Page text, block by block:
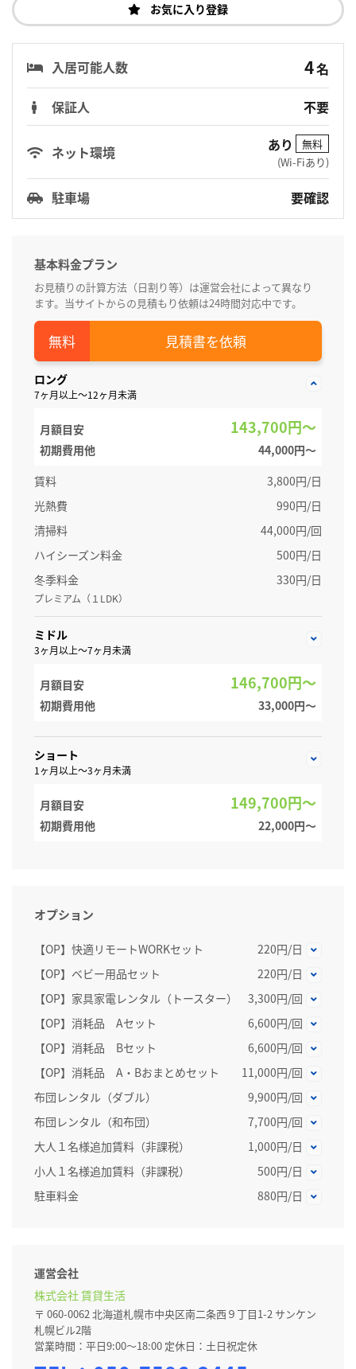
お気に入り登録
入居可能人数 4名
保証人
不要
ネット環境 あり
無料
(Wi-Fiあり)
駐車場 要確認
基本料金プラン
お見積りの計算方法（日割り等）は運営会社によって異なり
ます。当サイトからの見積もり依頼は24時間対応中です。
見積書を依頼
ロング
7ヶ月以上～12ヶ月未満
月額目安 143,700円～
初期費用他
44,000円〜
賃料
3,800円/日
光熱費
990円/日
清掃料
44,000円/回
ハイシーズン料金
500円/日
冬季料金
330円/日
プレミアム（１LDK）
ミドル
3ヶ月以上～7ヶ月未満
月額目安 146,700円～
初期費用他 33,000円〜
ショート
1ヶ月以上～3ヶ月未満
月額目安 149,700円～
初期費用他 22,000円〜
オプション
【OP】快適リモートWORKセット
220円/日
【OP】ベビー用品セット
220円/日
【OP】家具家電レンタル（トースター）
3,300円/回
【OP】消耗品 Aセット
6,600円/回
【OP】消耗品 Bセット
6,600円/回
【OP】消耗品 A・Bおまとめセット
11,000円/回
布団レンタル（ダブル）
9,900円/回
布団レンタル（和布団）
7,700円/回
大人１名様追加賃料（非課税）
1,000円/日
小人１名様追加賃料（非課税）
500円/日
駐車料金
880円/日
運営会社
株式会社 賃貸生活
〒 060-0062 北海道札幌市中央区南二条西９丁目1-2 サンケン
札幌ビル2階
営業時間：平日9:00～18:00 定休日：土日祝定休